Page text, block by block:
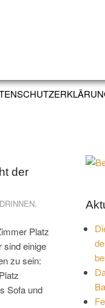
der
DRINNEN,
Platz
sind einige
zu sein:
Sofa und